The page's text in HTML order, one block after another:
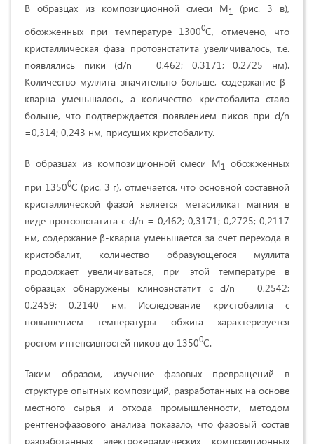
В образцах из композиционной смеси М1
(рис. 3 в),
обожженных при температуре 13000С, отмечено, что
кристаллическая фаза протоэнстатита увеличивалось, т.е.
появлялись пики (d/n = 0,462; 0,3171; 0,2725 нм).
Количество муллита значительно больше, содержание β-
кварца уменьшалось, а количество кристобалита стало
больше, что подтверждается появлением пиков при d/n
=0,314; 0,243 нм, присущих кристобалиту.
В образцах из композиционной смеси М1 обожженных
при 13500С (рис. 3 г), отмечается, что основной составной
кристаллической фазой является метасиликат магния в
виде протоэнстатита с d/n = 0,462; 0,3171; 0,2725; 0,2117
нм, содержание β-кварца уменьшается за счет перехода в
кристобалит, количество образующегося муллита
продолжает увеличиваться, при этой температуре в
образцах обнаружены клиноэнстатит с d/n = 0,2542;
0,2459; 0,2140 нм. Исследование кристобалита с
повышением температуры обжига характеризуется
ростом интенсивностей пиков до 13500С.
Таким образом, изучение фазовых превращений в
структуре опытных композиций, разработанных на основе
местного сырья и отхода промышленности, методом
рентгенофазового анализа показало, что фазовый состав
разработанных электрокерамических композиционных